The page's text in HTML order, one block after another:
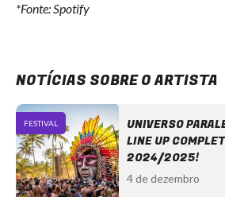
*Fonte: Spotify
NOTÍCIAS SOBRE O ARTISTA
FESTIVAL
UNIVERSO
LINE UP
2024/2025!
4 de dezembro